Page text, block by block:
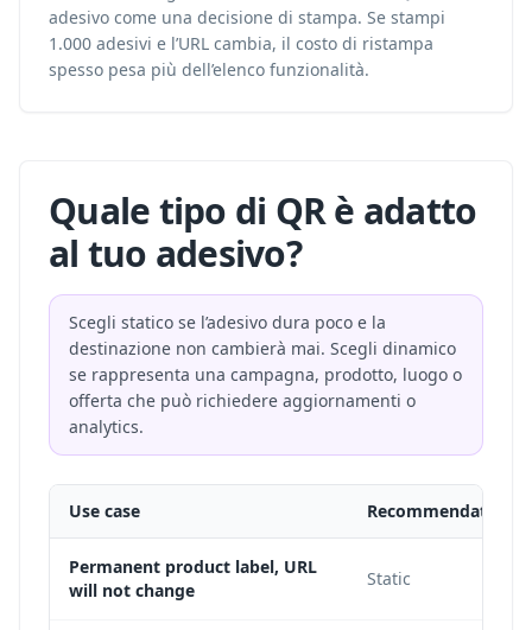
adesivo come una decisione di stampa. Se stampi
1.000 adesivi e l’URL cambia, il costo di ristampa
spesso pesa più dell’elenco funzionalità.
Quale tipo di QR è adatto
al tuo adesivo?
Scegli statico se l’adesivo dura poco e la
destinazione non cambierà mai. Scegli dinamico
se rappresenta una campagna, prodotto, luogo o
offerta che può richiedere aggiornamenti o
analytics.
Use case Recommendation
Permanent product label, URL
will not change
Static